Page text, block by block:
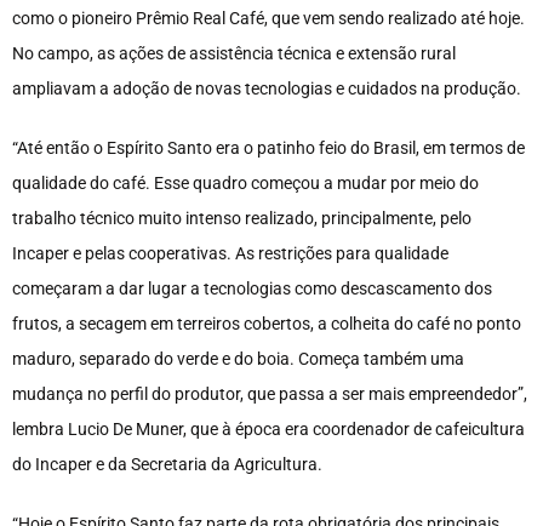
como o pioneiro Prêmio Real Café, que vem sendo realizado até hoje.
No campo, as ações de assistência técnica e extensão rural
ampliavam a adoção de novas tecnologias e cuidados na produção.
“Até então o Espírito Santo era o patinho feio do Brasil, em termos de
qualidade do café. Esse quadro começou a mudar por meio do
trabalho técnico muito intenso realizado, principalmente, pelo
Incaper e pelas cooperativas. As restrições para qualidade
começaram a dar lugar a tecnologias como descascamento dos
frutos, a secagem em terreiros cobertos, a colheita do café no ponto
maduro, separado do verde e do boia. Começa também uma
mudança no perfil do produtor, que passa a ser mais empreendedor”,
lembra Lucio De Muner, que à época era coordenador de cafeicultura
do Incaper e da Secretaria da Agricultura.